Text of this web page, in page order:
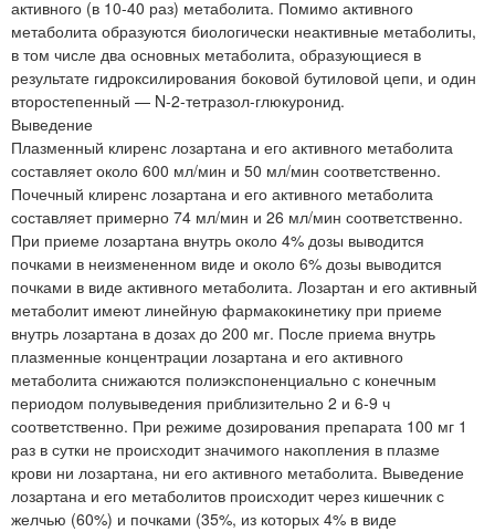
активного (в 10-40 раз) метаболита. Помимо активного
метаболита образуются биологически неактивные метаболиты,
в том числе два основных метаболита, образующиеся в
результате гидроксилирования боковой бутиловой цепи, и один
второстепенный — N-2-тетразол-глюкуронид.
Выведение
Плазменный клиренс лозартана и его активного метаболита
составляет около 600 мл/мин и 50 мл/мин соответственно.
Почечный клиренс лозартана и его активного метаболита
составляет примерно 74 мл/мин и 26 мл/мин соответственно.
При приеме лозартана внутрь около 4% дозы выводится
почками в неизмененном виде и около 6% дозы выводится
почками в виде активного метаболита. Лозартан и его активный
метаболит имеют линейную фармакокинетику при приеме
внутрь лозартана в дозах до 200 мг. После приема внутрь
плазменные концентрации лозартана и его активного
метаболита снижаются полиэкспоненциально с конечным
периодом полувыведения приблизительно 2 и 6-9 ч
соответственно. При режиме дозирования препарата 100 мг 1
раз в сутки не происходит значимого накопления в плазме
крови ни лозартана, ни его активного метаболита. Выведение
лозартана и его метаболитов происходит через кишечник с
желчью (60%) и почками (35%, из которых 4% в виде